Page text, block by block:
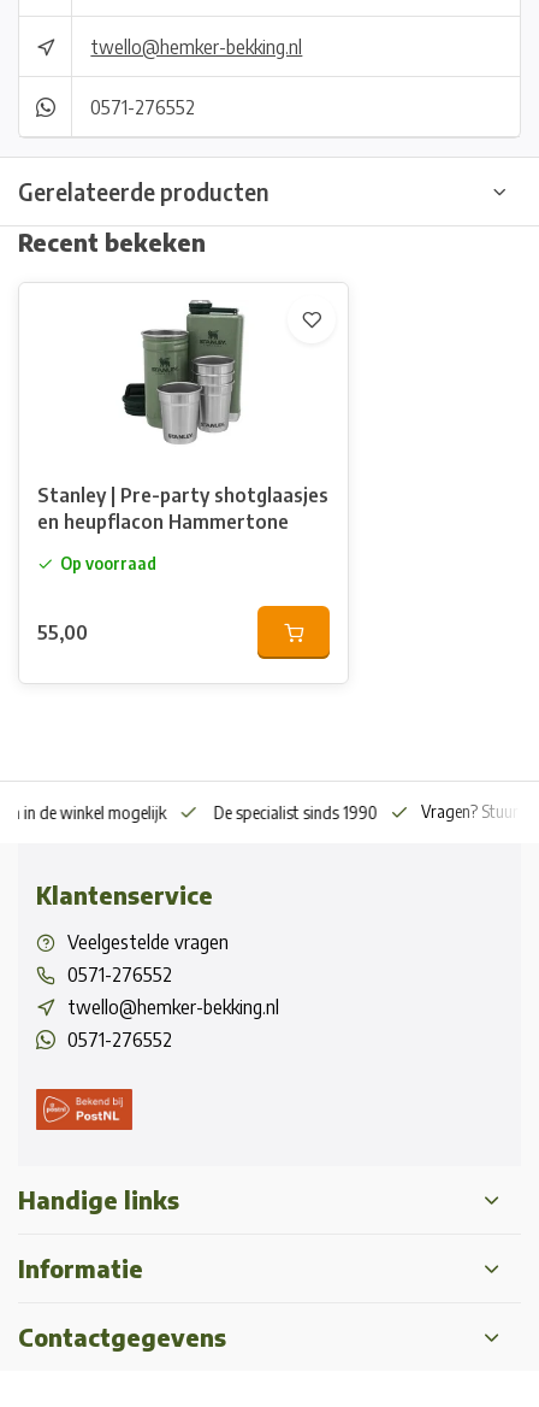
twello@hemker-bekking.nl
0571-276552
Gerelateerde producten
Recent bekeken
Stanley | Pre-party shotglaasjes
en heupflacon Hammertone
Op voorraad
55,00
in de winkel mogelijk De specialist sinds 1990 Vragen? Stuur
Klantenservice
Veelgestelde vragen
0571-276552
twello@hemker-bekking.nl
0571-276552
Handige links
Informatie
Contactgegevens